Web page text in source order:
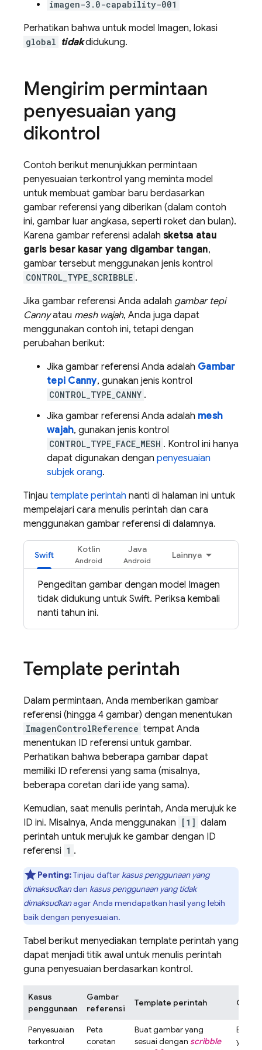
imagen-3.0-capability-001
Perhatikan bahwa untuk model Imagen, lokasi
global tidakdidukung.
Mengirim permintaan
penyesuaian yang
dikontrol
Contoh berikut menunjukkan permintaan
penyesuaian terkontrol yang meminta model
untuk membuat gambar baru berdasarkan
gambar referensi yang diberikan (dalam contoh
ini, gambar luar angkasa, seperti roket dan bulan).
Karena gambar referensi adalah sketsa atau
garis besar kasar yang digambar tangan,
gambar tersebut menggunakan jenis kontrol
CONTROL_TYPE_SCRIBBLE .
Jika gambar referensi Anda adalah gambar tepi
Cannyatau mesh wajah, Anda juga dapat
menggunakan contoh ini, tetapi dengan
perubahan berikut:
Jika gambar referensi Anda adalah Gambar
tepi Canny, gunakan jenis kontrol
CONTROL_TYPE_CANNY .
Jika gambar referensi Anda adalah mesh
wajah, gunakan jenis kontrol
CONTROL_TYPE_FACE_MESH . Kontrol ini hanya
dapat digunakan dengan penyesuaian
subjek orang.
Tinjau template perintah nanti di halaman ini untuk
mempelajari cara menulis perintah dan cara
menggunakan gambar referensi di dalamnya.
Swift
Kotlin Java
Lainnya
Pengeditan gambar dengan model Imagen
tidak didukung untuk Swift. Periksa kembali
nanti tahun ini.
Template perintah
Dalam permintaan, Anda memberikan gambar
referensi (hingga 4 gambar) dengan menentukan
ImagenControlReference tempat Anda
menentukan ID referensi untuk gambar.
Perhatikan bahwa beberapa gambar dapat
memiliki ID referensi yang sama (misalnya,
beberapa coretan dari ide yang sama).
Kemudian, saat menulis perintah, Anda merujuk ke
ID ini. Misalnya, Anda menggunakan
[1] dalam
perintah untuk merujuk ke gambar dengan ID
referensi 1 .
Penting:Tinjau daftar kasus penggunaan yang
dimaksudkandan kasus penggunaan yang tidak
dimaksudkanagar Anda mendapatkan hasil yang lebih
baik dengan penyesuaian.
Tabel berikut menyediakan template perintah yang
dapat menjadi titik awal untuk menulis perintah
guna penyesuaian berdasarkan kontrol.
Kasus
penggunaan
Gambar
referensi
Template perintah
Penyesuaian
terkontrol
Peta
coretan
Buat gambar yang
sesuai dengan scribble
Buat
yang